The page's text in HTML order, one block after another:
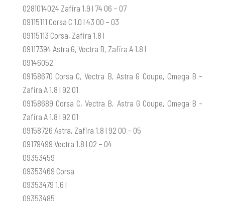
0281014024 Zafira 1,9 l 74 06 – 07
09115111 Corsa C 1.0 l 43 00 – 03
09115113 Corsa, Zafira 1.8 l
09117394 Astra G, Vectra B, Zafira A 1.8 l
09146052
09158670 Corsa C, Vectra B, Astra G Coupe, Omega B -
Zafira A 1.8 l 92 01
09158689 Corsa C, Vectra B, Astra G Coupe, Omega B -
Zafira A 1.8 l 92 01
09158726 Astra, Zafira 1.8 l 92 00 – 05
09179499 Vectra 1.8 l 02 – 04
09353459
09353469 Corsa
09353479 1.6 l
09353485